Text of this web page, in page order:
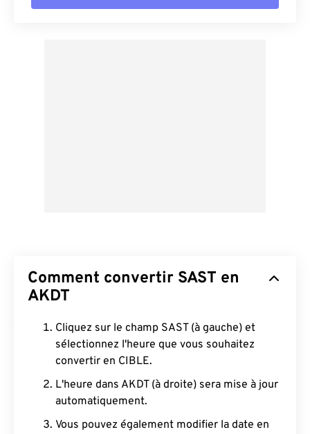
Comment convertir SAST en
AKDT
Cliquez sur le champ SAST (à gauche) et
sélectionnez l'heure que vous souhaitez
convertir en CIBLE.
L'heure dans AKDT (à droite) sera mise à jour
automatiquement.
Vous pouvez également modifier la date en